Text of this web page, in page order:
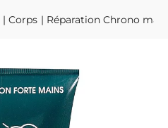
Corps Réparation Chrono